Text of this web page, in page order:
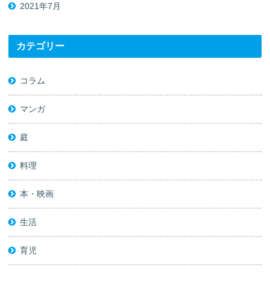
2021年7月
カテゴリー
コラム
マンガ
庭
料理
本・映画
生活
育児